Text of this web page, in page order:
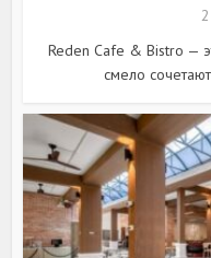
Reden Cafe & Bistro —
смело